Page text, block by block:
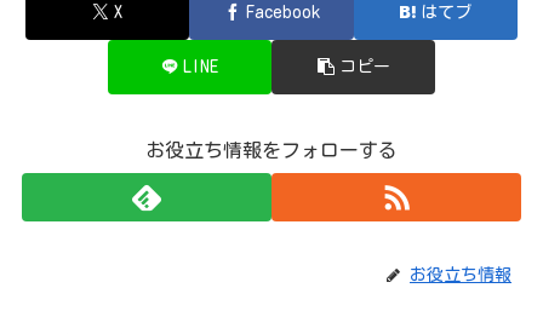
X Facebook はてブ
LINE コピー
お役立ち情報をフォローする
お役立ち情報